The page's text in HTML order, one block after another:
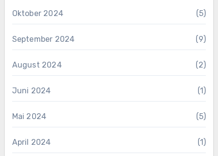
Oktober 2024 (5)
September 2024 (9)
August 2024 (2)
Juni 2024 (1)
Mai 2024 (5)
April 2024 (1)